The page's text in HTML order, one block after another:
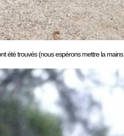
trouvés (nous espérons mettre la mains